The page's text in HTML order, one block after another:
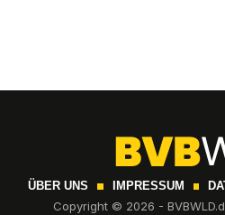
ÜBER UNS IMPRESSUM
Copyright © 2026 -